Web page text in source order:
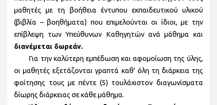
μαθητές με τη βοήθεια έντυπου εκπαιδευτικού υλικού
(βιβλία – βοηθήματα) που επιμελούνται οι ίδιοι, με την
επίβλεψη των Υπεύθυνων Καθηγητών ανά μάθημα και
διανέμεται δωρεάν.
Για την καλύτερη εμπέδωση και αφομοίωση της ύλης,
οι μαθητές εξετάζονται γραπτά καθ’ όλη τη διάρκεια της
φοίτησης τους με πέντε (5) τουλάχιστον διαγωνίσματα
δίωρης διάρκειας σε κάθε μάθημα.